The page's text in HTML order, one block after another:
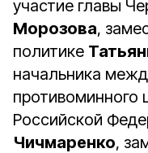
участие главы
Морозова,
политике
начальника
противоминного
Российской
Чичмаренко,